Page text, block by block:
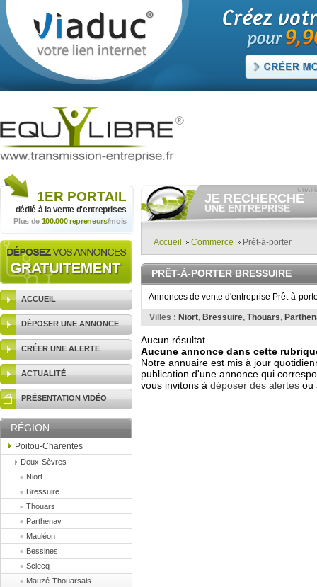
1ER PORTAIL
dédié à la vente d'entreprises
Plus de 100.000 repreneurs/mois
ACCUEIL
DÉPOSER UNE ANNONCE
CRÉER UNE ALERTE
ACTUALITÉ
PRÉSENTATION VIDÉO
RÉGION
Poitou-Charentes
Deux-Sèvres
Niort
Bressuire
Thouars
Parthenay
Mauléon
Bessines
Sciecq
Mauzé-Thouarsais
JE RECHERCHE
UNE ENTREPRISE
Consulter gratuitementles
vendre.
Et/ou déposer gratuitement
votre recherche d'entreprise.
RECHERCHER UNE
ANNONCE
Accueil Commerce Prêt-à-porter
PRÊT-À-PORTER BRESSUIRE
Annonces de vente d'entreprise Prêt-à-
Villes : Niort, Bressuire, Thouars,
Aucun résultat
Aucune annonce dans cette
Notre annuaire est mis à jour
publication d'une annonce qui
vous invitons à déposer des alertes ou